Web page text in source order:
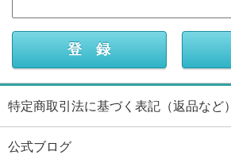
特定商取引法に基づく表記（返品など）
公式ブログ